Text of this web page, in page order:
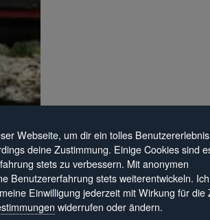
Webseite, um dir ein tolles
deine Zustimmung. Einige Cookies sind
stets zu verbessern. Mit anonymen
Benutzererfahrung stets weiterentwickeln.
Einwilligung jederzeit mit Wirkung für die
widerrufen oder ändern.